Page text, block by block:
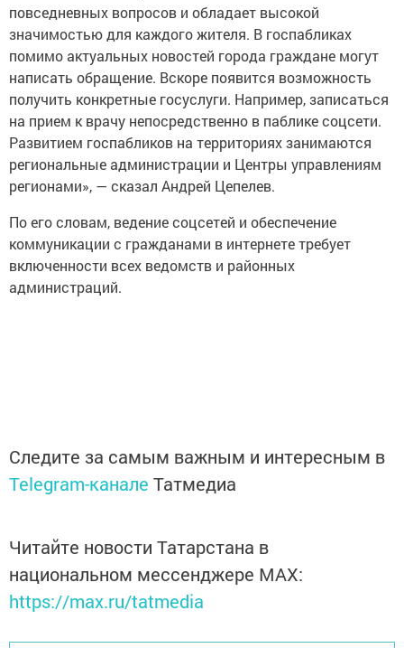
повседневных вопросов и обладает высокой
значимостью для каждого жителя. В госпабликах
помимо актуальных новостей города граждане могут
написать обращение. Вскоре появится возможность
получить конкретные госуслуги. Например, записаться
на прием к врачу непосредственно в паблике соцсети.
Развитием госпабликов на территориях занимаются
региональные администрации и Центры управлениям
регионами», — сказал Андрей Цепелев.
По его словам, ведение соцсетей и обеспечение
коммуникации с гражданами в интернете требует
включенности всех ведомств и районных
администраций.
Следите за самым важным и интересным в
Telegram-канале Татмедиа
Читайте новости Татарстана в
национальном мессенджере MАХ:
https://max.ru/tatmedia